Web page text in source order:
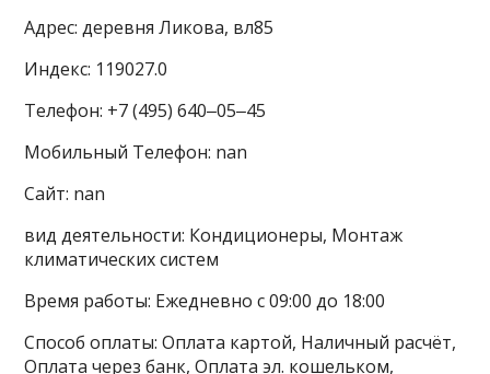
Адрес: деревня Ликова, вл85
Индекс: 119027.0
Телефон: +7 (495) 640‒05‒45
Мобильный Телефон: nan
Сайт: nan
вид деятельности: Кондиционеры, Монтаж
климатических систем
Время работы: Ежедневно с 09:00 до 18:00
Способ оплаты: Оплата картой, Наличный расчёт,
Оплата через банк, Оплата эл. кошельком,